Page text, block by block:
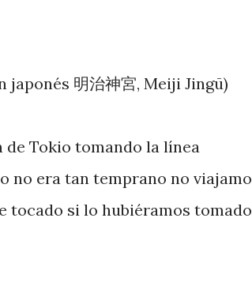
japonés 明治神宮, Meiji Jingū)
de Tokio tomando la línea
no era tan temprano no
tocado si lo hubiéramos